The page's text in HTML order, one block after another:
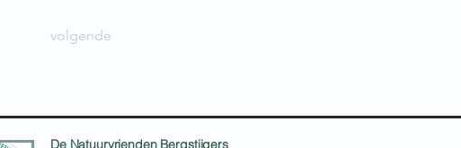
volgende
De Natuurvrienden Bergstijgers